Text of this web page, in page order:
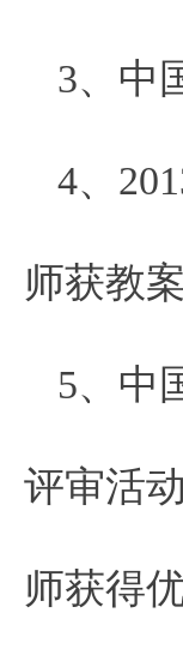
3、中
4、
师获教
5、中
评审活
师获得